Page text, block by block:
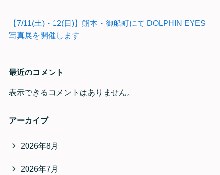
【7/11(土)・12(日)】熊本・御船町にて DOLPHIN EYES
写真展を開催します
最近のコメント
表示できるコメントはありません。
アーカイブ
2026年8月
2026年7月